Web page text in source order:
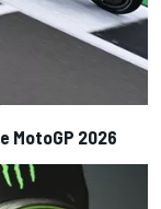
MotoGP 2026